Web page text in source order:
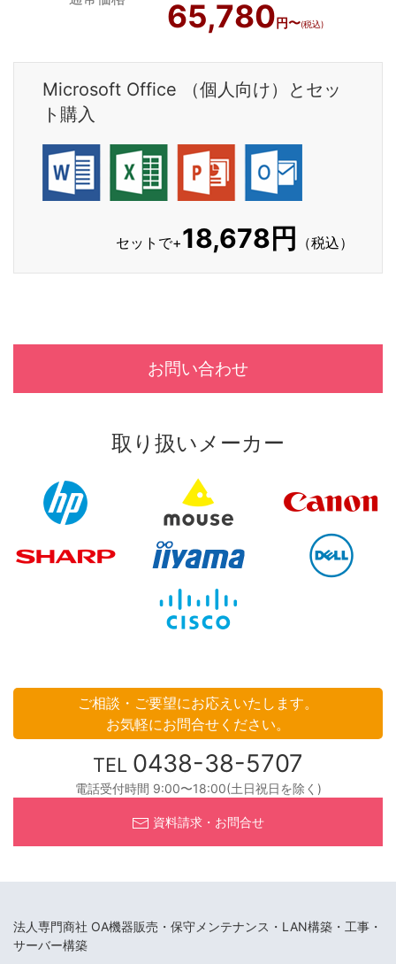
65,780円〜(税込)
Microsoft Office （個人向け）とセッ
ト購入
セットで+18,678円 （税込）
お問い合わせ
取り扱いメーカー
ご相談・ご要望にお応えいたします。
お気軽にお問合せください。
TEL 0438-38-5707
電話受付時間 9:00〜18:00(土日祝日を除く)
資料請求・お問合せ
法人専門商社 OA機器販売・保守メンテナンス・LAN構築・工事・
サーバー構築